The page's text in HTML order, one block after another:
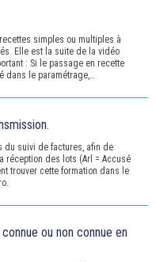
simples ou multiples à
Elle est la suite de la vidéo
: Si le passage en recette
dans le paramétrage,…
du suivi de factures, afin de
réception des lots (Arl = Accusé
trouver cette formation dans le
ou non connue en